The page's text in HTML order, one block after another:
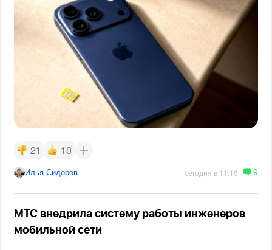
21 10
Илья Сидоров сегодня в 11:16 9
МТС внедрила систему работы инженеров
мобильной сети